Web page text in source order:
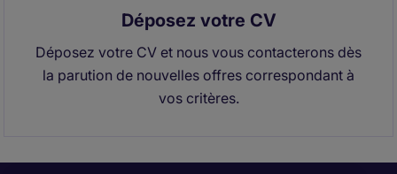
Déposez votre CV
Déposez votre CV et nous vous contacterons dès
la parution de nouvelles offres correspondant à
vos critères.